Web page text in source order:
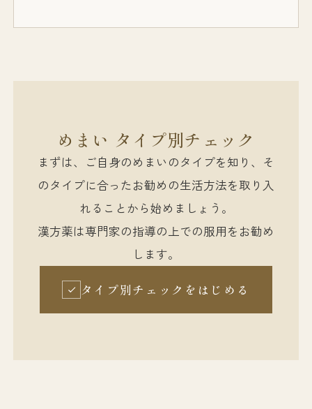
めまい タイプ別チェック
まずは、ご自身のめまいのタイプを知り、そ
のタイプに合ったお勧めの生活方法を取り入
れることから始めましょう。
漢方薬は専門家の指導の上での服用をお勧め
します。
タイプ別チェックをはじめる